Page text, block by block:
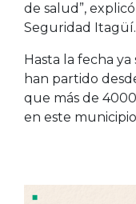
de salud”,
Seguridad Itagüí.
Hasta la fecha
han partido
que más de
en este